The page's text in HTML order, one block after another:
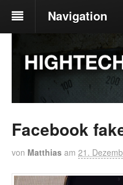
Navigation
Facebook
von Matthias am 21.